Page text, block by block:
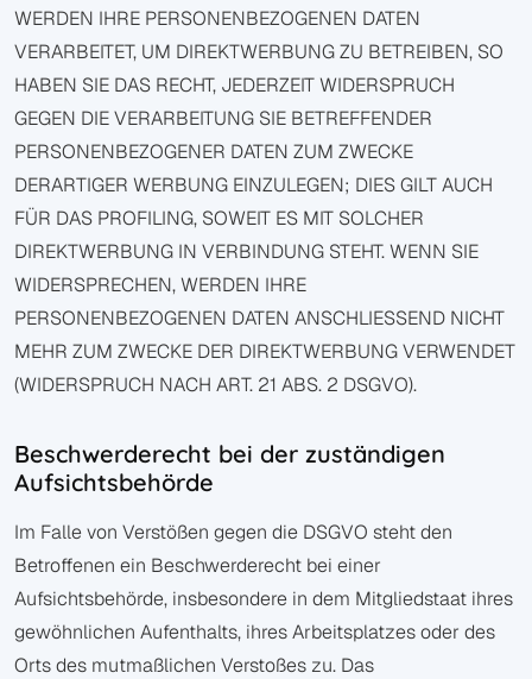
WERDEN IHRE PERSONENBEZOGENEN DATEN
VERARBEITET, UM DIREKTWERBUNG ZU BETREIBEN, SO
HABEN SIE DAS RECHT, JEDERZEIT WIDERSPRUCH
GEGEN DIE VERARBEITUNG SIE BETREFFENDER
PERSONENBEZOGENER DATEN ZUM ZWECKE
DERARTIGER WERBUNG EINZULEGEN; DIES GILT AUCH
FÜR DAS PROFILING, SOWEIT ES MIT SOLCHER
DIREKTWERBUNG IN VERBINDUNG STEHT. WENN SIE
WIDERSPRECHEN, WERDEN IHRE
PERSONENBEZOGENEN DATEN ANSCHLIESSEND NICHT
MEHR ZUM ZWECKE DER DIREKTWERBUNG VERWENDET
(WIDERSPRUCH NACH ART. 21 ABS. 2 DSGVO).
Beschwerde­recht bei der zuständigen
Aufsichts­behörde
Im Falle von Verstößen gegen die DSGVO steht den
Betroffenen ein Beschwerderecht bei einer
Aufsichtsbehörde, insbesondere in dem Mitgliedstaat ihres
gewöhnlichen Aufenthalts, ihres Arbeitsplatzes oder des
Orts des mutmaßlichen Verstoßes zu. Das